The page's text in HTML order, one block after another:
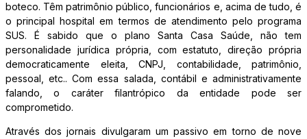
boteco. Têm patrimônio público, funcionários e, acima de tudo, é
o principal hospital em termos de atendimento pelo programa
SUS. É sabido que o plano Santa Casa Saúde, não tem
personalidade jurídica própria, com estatuto, direção própria
democraticamente eleita, CNPJ, contabilidade, patrimônio,
pessoal, etc.. Com essa salada, contábil e administrativamente
falando, o caráter filantrópico da entidade pode ser
comprometido.
Através dos jornais divulgaram um passivo em torno de nove